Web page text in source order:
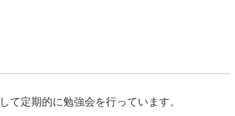
定期的に勉強会を行っています。